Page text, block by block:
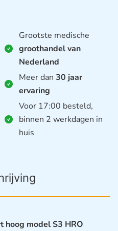
Grootste medische
groothandel van
Nederland
Meer dan 30 jaar
ervaring
Voor 17:00 besteld,
binnen 2 werkdagen in
huis
hoog model S3 HRO